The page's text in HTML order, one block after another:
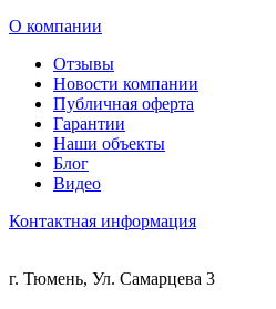
О компании
Отзывы
Новости компании
Публичная оферта
Гарантии
Наши объекты
Блог
Видео
Контактная информация
г. Тюмень, Ул. Самарцева 3